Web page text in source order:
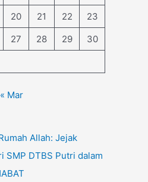
20 21 22
23
27 28 29
30
« Mar
Allah: Jejak
SMP DTBS Putri dalam